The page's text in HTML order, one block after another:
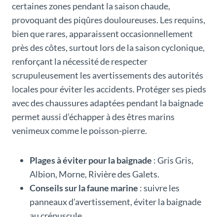
certaines zones pendant la saison chaude,
provoquant des piqûres douloureuses. Les requins,
bien que rares, apparaissent occasionnellement
près des côtes, surtout lors de la saison cyclonique,
renforçant la nécessité de respecter
scrupuleusement les avertissements des autorités
locales pour éviter les accidents. Protéger ses pieds
avec des chaussures adaptées pendant la baignade
permet aussi d’échapper à des êtres marins
venimeux comme le poisson-pierre.
Plages à éviter pour la baignade : Gris Gris,
Albion, Morne, Rivière des Galets.
Conseils sur la faune marine : suivre les
panneaux d’avertissement, éviter la baignade